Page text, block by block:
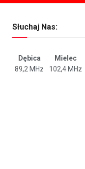
Słuchaj Nas:
Dębica Mielec
89,2 MHz
102,4 MHz